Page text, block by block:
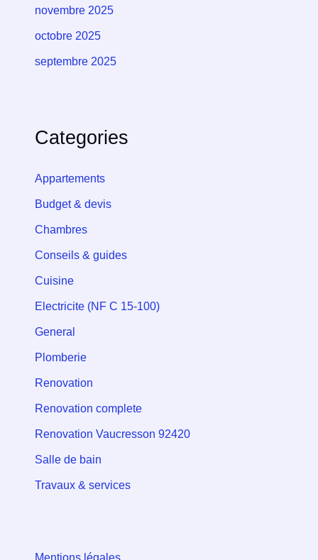
novembre 2025
octobre 2025
septembre 2025
Categories
Appartements
Budget & devis
Chambres
Conseils & guides
Cuisine
Electricite (NF C 15-100)
General
Plomberie
Renovation
Renovation complete
Renovation Vaucresson 92420
Salle de bain
Travaux & services
Mentions légales